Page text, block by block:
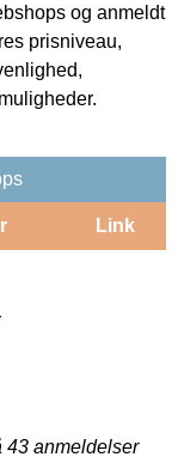
og anmeldt
prisniveau,
Link
43 anmeldelser